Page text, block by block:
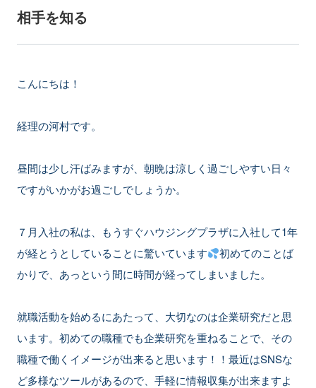
相手を知る
こんにちは！
経理の河村です。
昼間は少し汗ばみますが、朝晩は涼しく過ごしやすい日々
ですがいかがお過ごしでしょうか。
７月入社の私は、もうすぐハウジングプラザに入社して1年
が経とうとしていることに驚いています
初めてのことば
かりで、あっという間に時間が経ってしまいました。
就職活動を始めるにあたって、大切なのは企業研究だと思
います。初めての職種でも企業研究を重ねることで、その
職種で働くイメージが出来ると思います！！最近はSNSな
ど多様なツールがあるので、手軽に情報収集が出来ますよ